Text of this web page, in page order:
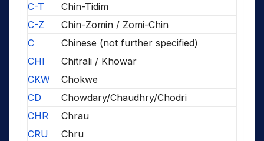
C-T
Chin-Tidim
C-Z
Chin-Zomin / Zomi-Chin
C
Chinese (not further specified)
CHI
Chitrali / Khowar
CKW
Chokwe
CD
Chowdary/Chaudhry/Chodri
CHR
Chrau
CRU
Chru